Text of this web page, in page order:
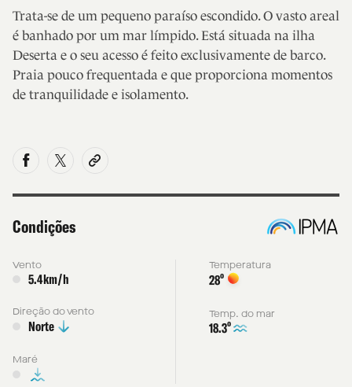
Trata-se de um pequeno paraíso escondido. O vasto areal
é banhado por um mar límpido. Está situada na ilha
Deserta e o seu acesso é feito exclusivamente de barco.
Praia pouco frequentada e que proporciona momentos
de tranquilidade e isolamento.
Condições
Vento
5.4km/h
Direção do vento
Norte
Maré
Temperatura
28º
Temp. do mar
18.3º